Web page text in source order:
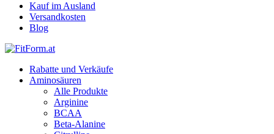
Kauf im Ausland
Versandkosten
Blog
Rabatte und Verkäufe
Aminosäuren
Alle Produkte
Arginine
BCAA
Beta-Alanine